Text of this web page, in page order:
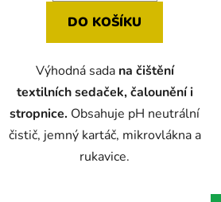
hvězdiček.
DO KOŠÍKU
Výhodná sada na čištění
textilních sedaček, čalounění i
stropnice. Obsahuje pH neutrální
čistič, jemný kartáč, mikrovlákna a
rukavice.